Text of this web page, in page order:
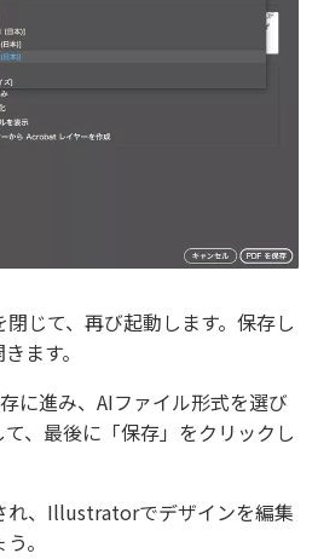
じて、再び起動します。保存し
ます。
に進み、AIファイル形式を選び
、最後に「保存」をクリックし
れ、Illustratorでデザインを編集
。